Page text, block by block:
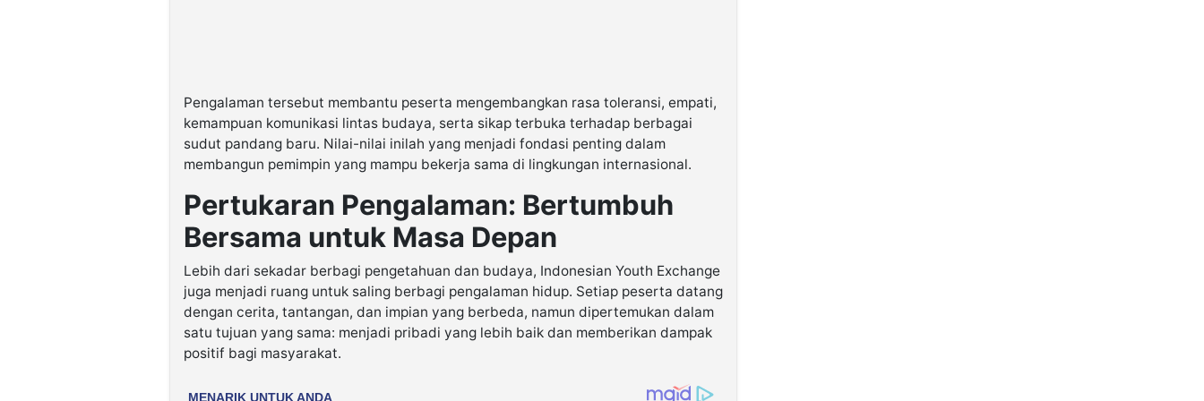
Pengalaman tersebut membantu peserta mengembangkan rasa toleransi, empati,
kemampuan komunikasi lintas budaya, serta sikap terbuka terhadap berbagai
sudut pandang baru. Nilai-nilai inilah yang menjadi fondasi penting dalam
membangun pemimpin yang mampu bekerja sama di lingkungan internasional.
Pertukaran Pengalaman: Bertumbuh
Bersama untuk Masa Depan
Lebih dari sekadar berbagi pengetahuan dan budaya, Indonesian Youth Exchange
juga menjadi ruang untuk saling berbagi pengalaman hidup. Setiap peserta datang
dengan cerita, tantangan, dan impian yang berbeda, namun dipertemukan dalam
satu tujuan yang sama: menjadi pribadi yang lebih baik dan memberikan dampak
positif bagi masyarakat.